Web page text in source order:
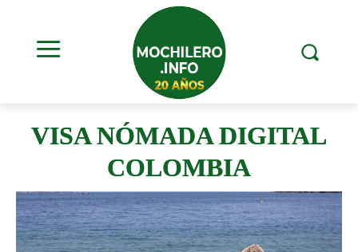
VISA NÓMADA DIGITAL
COLOMBIA